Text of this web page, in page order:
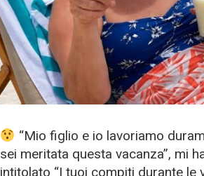
“Mio figlio e io lavoriamo
sei meritata questa vacanza”, mi
intitolato “I tuoi compiti durante le